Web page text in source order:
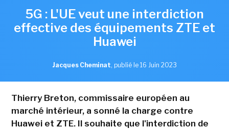
5G : L'UE veut une interdiction
effective des équipements ZTE et
Huawei
Jacques Cheminat, publié le 16 Juin 2023
Thierry Breton, commissaire européen au
marché intérieur, a sonné la charge contre
Huawei et ZTE. Il souhaite que l'interdiction de